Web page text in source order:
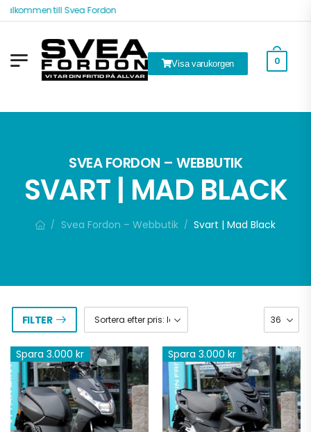
till Svea Fordon
Visa varukorgen 0
SVEA FORDON – WEBBUTIK
SVART | MAD BLACK
/ Svea Fordon – Webbutik / Svart | Mad Black
FILTER
Spara 3.000 kr Spara 3.000 kr